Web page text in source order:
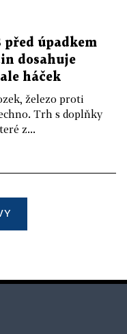
před úpadkem
dosahuje
háček
železo proti
Trh s doplňky
z...